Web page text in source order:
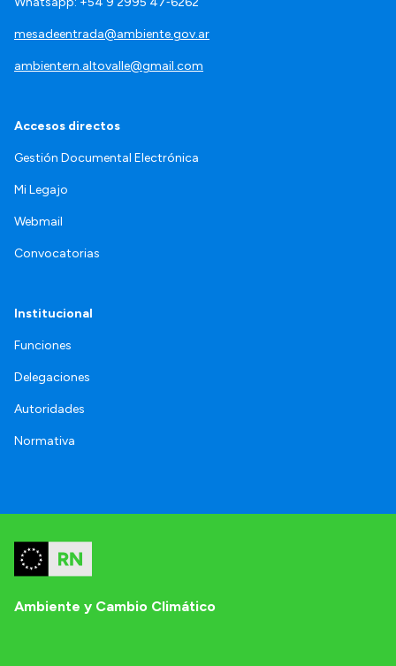
mesadeentrada@ambiente.gov.ar
ambientern.altovalle@gmail.com
Accesos directos
Gestión Documental Electrónica
Mi Legajo
Webmail
Convocatorias
Institucional
Funciones
Delegaciones
Autoridades
Normativa
Ambiente y Cambio Climático